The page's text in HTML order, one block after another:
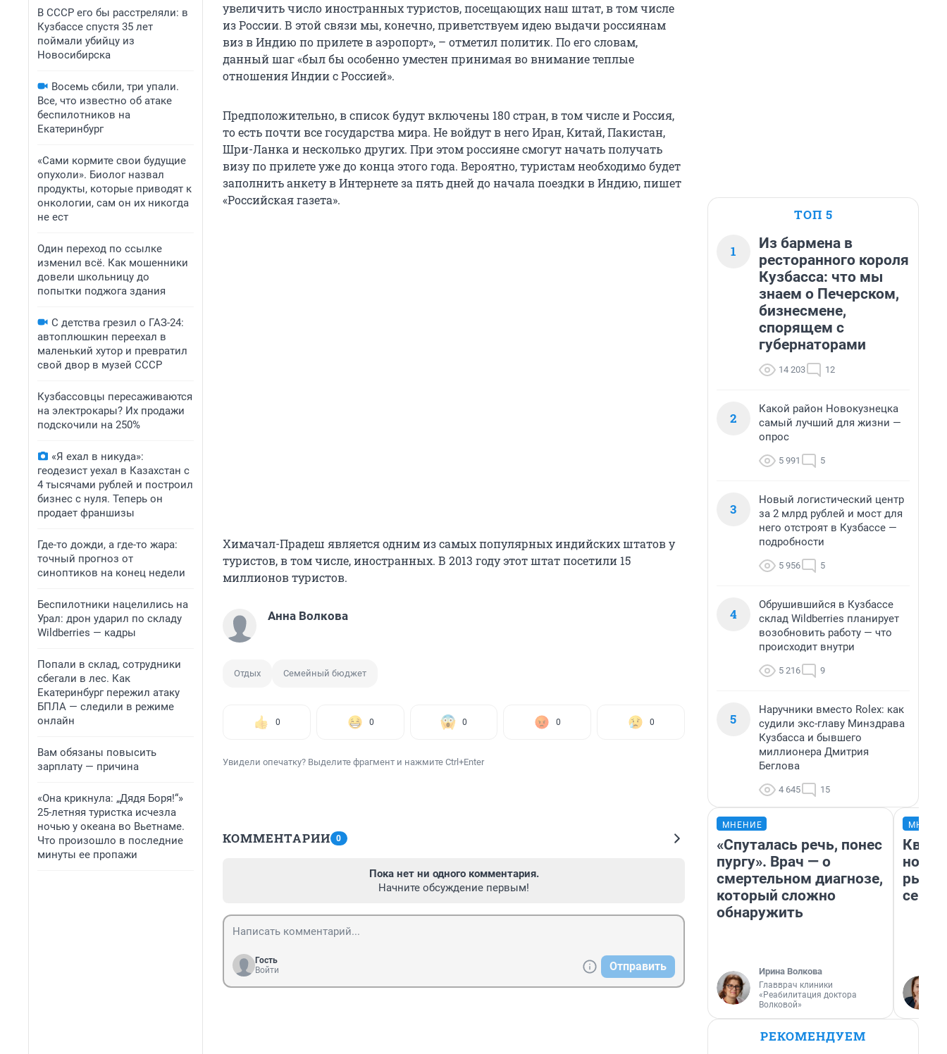
В СССР его бы расстреляли: в
Кузбассе спустя 35 лет
поймали убийцу из
Новосибирска
Восемь сбили, три упали.
Все, что известно об атаке
беспилотников на
Екатеринбург
«Сами кормите свои будущие
опухоли». Биолог назвал
продукты, которые приводят к
онкологии, сам он их никогда
не ест
Один переход по ссылке
изменил всё. Как мошенники
довели школьницу до
попытки поджога здания
С детства грезил о ГАЗ-24:
автоплюшкин переехал в
маленький хутор и превратил
свой двор в музей СССР
Кузбассовцы пересаживаются
на электрокары? Их продажи
подскочили на 250%
«Я ехал в никуда»:
геодезист уехал в Казахстан с
4 тысячами рублей и построил
бизнес с нуля. Теперь он
продает франшизы
Где-то дожди, а где-то жара:
точный прогноз от
синоптиков на конец недели
Беспилотники нацелились на
Урал: дрон ударил по складу
Wildberries — кадры
Попали в склад, сотрудники
сбегали в лес. Как
Екатеринбург пережил атаку
БПЛА — следили в режиме
онлайн
Вам обязаны повысить
зарплату — причина
«Она крикнула: „Дядя Боря!“»
25-летняя туристка исчезла
ночью у океана во Вьетнаме.
Что произошло в последние
минуты ее пропажи
увеличить число иностранных туристов, посещающих наш штат, в том числе
из России. В этой связи мы, конечно, приветствуем идею выдачи россиянам
виз в Индию по прилете в аэропорт», – отметил политик. По его словам,
данный шаг «был бы особенно уместен принимая во внимание теплые
отношения Индии с Россией».
Предположительно, в список будут включены 180 стран, в том числе и Россия,
то есть почти все государства мира. Не войдут в него Иран, Китай, Пакистан,
Шри-Ланка и несколько других. При этом россияне смогут начать получать
визу по прилете уже до конца этого года. Вероятно, туристам необходимо будет
заполнить анкету в Интернете за пять дней до начала поездки в Индию, пишет
«Российская газета».
Химачал-Прадеш является одним из самых популярных индийских штатов у
туристов, в том числе, иностранных. В 2013 году этот штат посетили 15
миллионов туристов.
Анна Волкова
Отдых Семейный бюджет
0 0 0 0 0
Увидели опечатку? Выделите фрагмент и нажмите Ctrl+Enter
КОММЕНТАРИИ 0
Пока нет ни одного комментария.
Начните обсуждение первым!
Гость
Войти
Отправить
ТОП 5
1
Из бармена в
ресторанного короля
Кузбасса: что мы
знаем о Печерском,
бизнесмене,
спорящем с
губернаторами
14 203 12
2
Какой район Новокузнецка
самый лучший для жизни —
опрос
5 991 5
3
Новый логистический центр
за 2 млрд рублей и мост для
него отстроят в Кузбассе —
подробности
5 956 5
4
Обрушившийся в Кузбассе
склад Wildberries планирует
возобновить работу — что
происходит внутри
5 216 9
5
Наручники вместо Rolex: как
судили экс-главу Минздрава
Кузбасса и бывшего
миллионера Дмитрия
Беглова
4 645 15
МНЕНИЕ
«Спуталась речь, понес
пургу». Врач — о
смертельном диагнозе,
который сложно
обнаружить
Ирина Волкова
Главврач клиники
«Реабилитация доктора
Волковой»
но
РЕКОМЕНДУЕМ